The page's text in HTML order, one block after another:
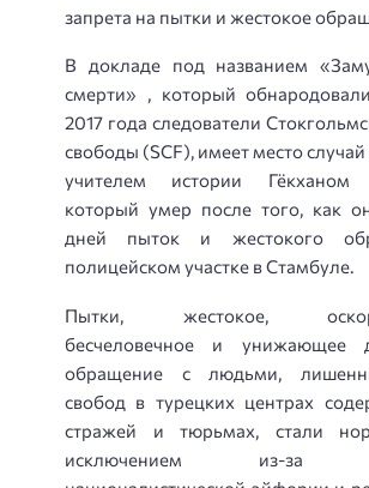
запрета на пытки и жестокое
В докладе под названием
смерти» , который
2017 года следователи
свободы (SCF), имеет место
учителем истории Гёкханом
который умер после того, как
дней пыток и жестокого
полицейском участке в Стамбуле.
Пытки, жестокое,
бесчеловечное и унижающее
обращение с людьми,
свобод в турецких центрах
стражей и тюрьмах, стали
исключением из-за